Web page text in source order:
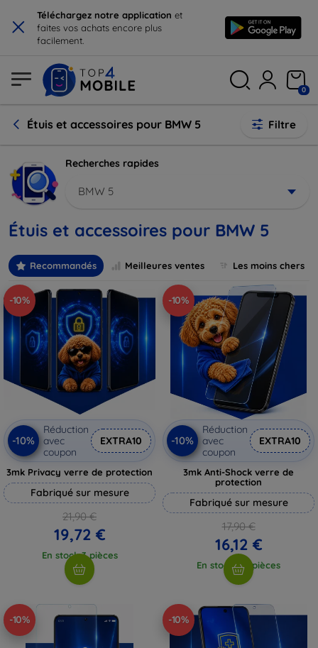
× Téléchargez notre application et
faites vos achats encore plus
facilement.
0
Étuis et accessoires pour BMW 5 Filtre
Recherches rapides
BMW 5
Étuis et accessoires pour BMW 5
Recommandés Meilleures ventes Les moins chers
-10%
-10%
Réduction
avec
coupon
EXTRA10
3mk Privacy verre de protection
Fabriqué sur mesure
21,90 €
19,72 €
En stock 3 pièces
-10%
-10%
Réduction
avec
coupon
EXTRA10
3mk Anti-Shock verre de
protection
Fabriqué sur mesure
17,90 €
16,12 €
En stock > 5 pièces
-10% -10%